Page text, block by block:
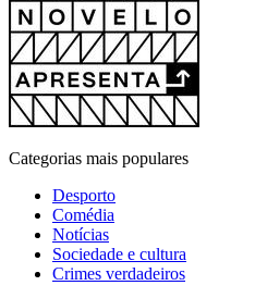
Categorias mais populares
Desporto
Comédia
Notícias
Sociedade e cultura
Crimes verdadeiros